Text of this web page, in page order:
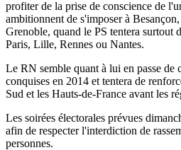
profiter de la prise de conscience de
ambitionnent de s'imposer à
Grenoble, quand le PS tentera surtout
Paris, Lille, Rennes ou Nantes.
Le RN semble quant à lui en passe de
conquises en 2014 et tentera de
Sud et les Hauts-de-France avant les
Les soirées électorales prévues
afin de respecter l'interdiction de
personnes.